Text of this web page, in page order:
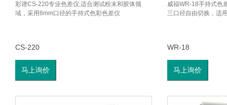
彩谱CS-220专业色差仪,适合测试粉末和胶体领
域，采用8mm口径的手持式色彩色差仪
CS-220
马上询价
威福WR-18手持式色
三口径自由切换，适
WR-18
马上询价